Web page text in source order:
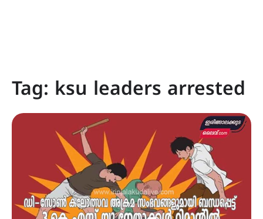
Tag: ksu leaders arrested